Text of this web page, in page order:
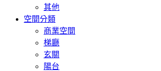
其他
空間分類
商業空間
梯廳
玄關
陽台